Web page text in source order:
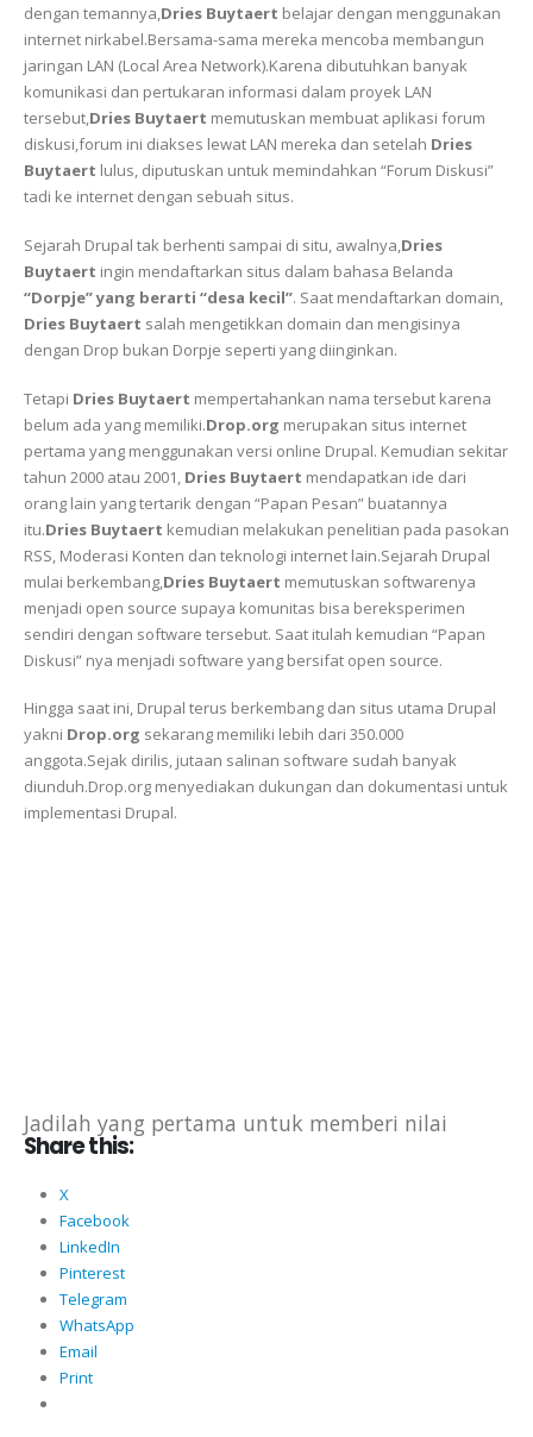
dengan temannya,Dries Buytaert belajar dengan menggunakan
internet nirkabel.Bersama-sama mereka mencoba membangun
jaringan LAN (Local Area Network).Karena dibutuhkan banyak
komunikasi dan pertukaran informasi dalam proyek LAN
tersebut,Dries Buytaert memutuskan membuat aplikasi forum
diskusi,forum ini diakses lewat LAN mereka dan setelah Dries
Buytaert lulus, diputuskan untuk memindahkan “Forum Diskusi”
tadi ke internet dengan sebuah situs.
Sejarah Drupal tak berhenti sampai di situ, awalnya,Dries
Buytaert ingin mendaftarkan situs dalam bahasa Belanda
“Dorpje” yang berarti “desa kecil”. Saat mendaftarkan domain,
Dries Buytaert salah mengetikkan domain dan mengisinya
dengan Drop bukan Dorpje seperti yang diinginkan.
Tetapi Dries Buytaert mempertahankan nama tersebut karena
belum ada yang memiliki.Drop.org merupakan situs internet
pertama yang menggunakan versi online Drupal. Kemudian sekitar
tahun 2000 atau 2001, Dries Buytaert mendapatkan ide dari
orang lain yang tertarik dengan “Papan Pesan” buatannya
itu.Dries Buytaert kemudian melakukan penelitian pada pasokan
RSS, Moderasi Konten dan teknologi internet lain.Sejarah Drupal
mulai berkembang, Dries Buytaert memutuskan softwarenya
menjadi open source supaya komunitas bisa bereksperimen
sendiri dengan software tersebut. Saat itulah kemudian “Papan
Diskusi” nya menjadi software yang bersifat open source.
Hingga saat ini, Drupal terus berkembang dan situs utama Drupal
yakni Drop.org sekarang memiliki lebih dari 350.000
anggota.Sejak dirilis, jutaan salinan software sudah banyak
diunduh.Drop.org menyediakan dukungan dan dokumentasi untuk
implementasi Drupal.
Jadilah yang pertama untuk memberi nilai
Share this:
X
Facebook
LinkedIn
Pinterest
Telegram
WhatsApp
Email
Print